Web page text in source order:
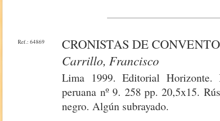
Ref.: 64869
CRONISTAS DE
Carrillo, Francisco
Lima 1999. Editorial Horizonte.
peruana nº 9. 258 pp. 20,5x15.
negro. Algún subrayado.